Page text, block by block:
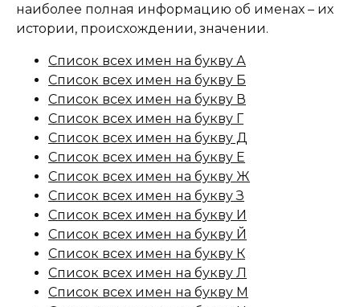
наиболее полная информацию об именах – их
истории, происхождении, значении.
Список всех имен на букву А
Список всех имен на букву Б
Список всех имен на букву В
Список всех имен на букву Г
Список всех имен на букву Д
Список всех имен на букву Е
Список всех имен на букву Ж
Список всех имен на букву З
Список всех имен на букву И
Список всех имен на букву Й
Список всех имен на букву К
Список всех имен на букву Л
Список всех имен на букву М